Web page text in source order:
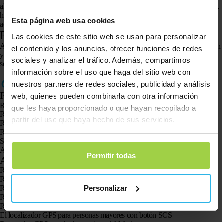
Esta página web usa cookies
Las cookies de este sitio web se usan para personalizar
el contenido y los anuncios, ofrecer funciones de redes
sociales y analizar el tráfico. Además, compartimos
información sobre el uso que haga del sitio web con
nuestros partners de redes sociales, publicidad y análisis
web, quienes pueden combinarla con otra información
que les haya proporcionado o que hayan recopilado a
partir del uso que haya hecho de sus servicios.
Permitir todas
Personalizar
al mapa, haz clic en el Spotter y se abrirá una pantalla con funciones. Aquí,
haz clic en «solicitar ubicación». Durante 3 minutos, recibirás la ubicación
actual del Pet Spotter cada 20 segundos.
Paso 5. Se recibe la ubicación
Actualiza la página. Ahora aparecerá la ubicación. ¿No recibes la ubicación
y has seguido todos los pasos? Entonces ponte en contacto con nuestro
servicio de atención al cliente a través delformulario de contacto.
Productos
Rastreador GPS Spotter X10
Reloj GPS Spotter Senior
Reloj GPS Spotter Explorer
Reloj GPS Spotter para niños
Spotter CatX
Animal Spotter
Aplicaciones
Rastreadores GPS
Rastreador GPS para niños
Relojes con GPS para niños
Rastreador GPS para gatos
Rastreador GPS para perros
El localizador GPS para personas mayores con botón SOS